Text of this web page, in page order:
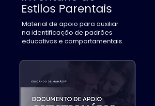
Estilos Parentais
Material de apoio para auxiliar
na identificação de padrões
educativos e comportamentais.